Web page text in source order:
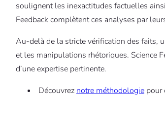
soulignent les inexactitudes factuelles
Feedback complètent ces analyses par
Au-delà de la stricte vérification des faits,
et les manipulations rhétoriques. Science
d’une expertise pertinente.
Découvrez notre méthodologie pour